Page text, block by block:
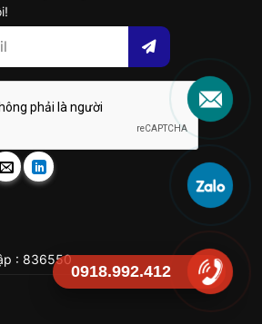
: 836550
0918.992.412